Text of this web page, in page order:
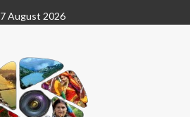
7 August 2026